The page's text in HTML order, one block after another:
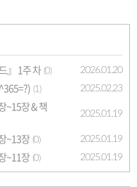
』 1주 차 (0) 2026.01.20
(1) 2025.02.23
~15장 & 책
2025.01.19
~13장 (0) 2025.01.19
~11장 (0) 2025.01.19